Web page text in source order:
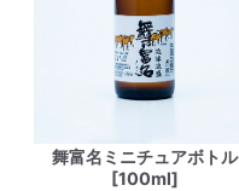
舞富名ミニチュアボトル
[100ml]